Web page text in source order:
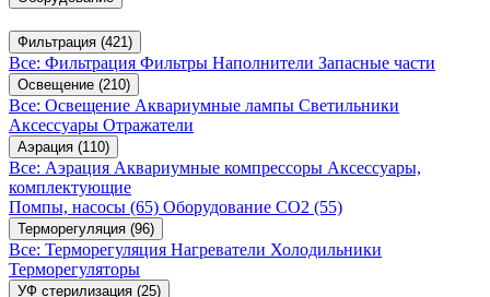
Фильтрация (421)
Все: Фильтрация Фильтры Наполнители Запасные части
Освещение (210)
Все: Освещение Аквариумные лампы Светильники
Аксессуары Отражатели
Аэрация (110)
Все: Аэрация Аквариумные компрессоры Аксессуары,
комплектующие
Помпы, насосы (65) Оборудование CO2 (55)
Терморегуляция (96)
Все: Терморегуляция Нагреватели Холодильники
Терморегуляторы
УФ стерилизация (25)